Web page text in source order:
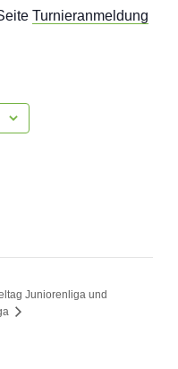
Turnier­an­mel­dung
Juniorenliga und